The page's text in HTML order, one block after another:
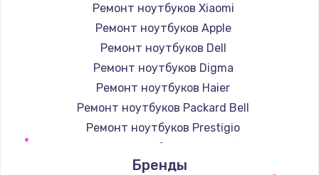
Ремонт ноутбуков Xiaomi
Ремонт ноутбуков Apple
Ремонт ноутбуков Dell
Ремонт ноутбуков Digma
Ремонт ноутбуков Haier
Ремонт ноутбуков Packard Bell
Ремонт ноутбуков Prestigio
Ремонт ноутбуков Microsoft
Ремонт ноутбуков Alienware
Бренды